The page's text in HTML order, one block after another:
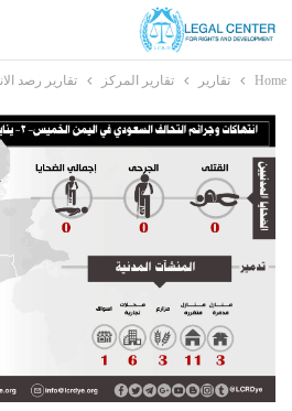
Home تقارير تقارير المركز تقارير رصد